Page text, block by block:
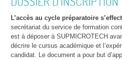
L’accès au cycle préparatoire
secrétariat du service de formation
est à déposer à SUPMICROTECH
décrire le cursus académique et
candidat. Le document a pour but